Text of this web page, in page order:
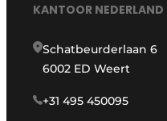
KANTOOR NEDERLAND
Schatbeurderlaan 6
6002 ED Weert
+31 495 450095